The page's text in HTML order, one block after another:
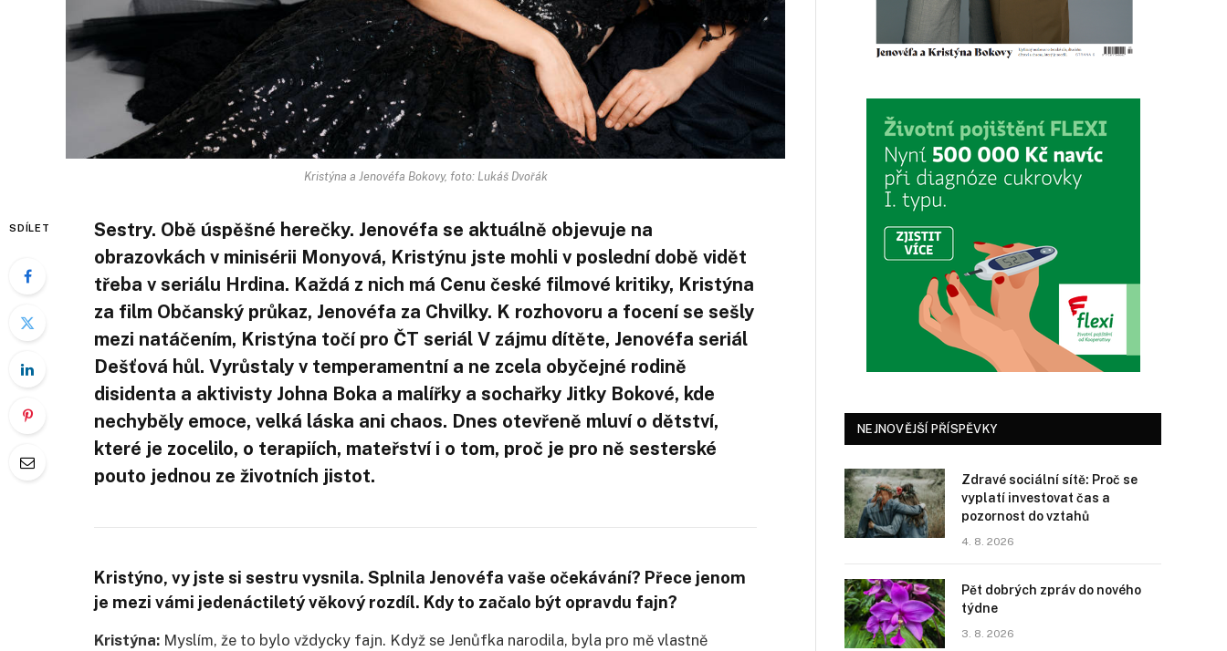
Kristýna a Jenovéfa Bokovy, foto: Lukáš Dvořák
SDÍLET
Sestry. Obě úspěšné herečky. Jenovéfa se aktuálně objevuje na
obrazovkách v minisérii Monyová, Kristýnu jste mohli v poslední době vidět
třeba v seriálu Hrdina. Každá z nich má Cenu české filmové kritiky, Kristýna
za film Občanský průkaz, Jenovéfa za Chvilky. K rozhovoru a focení se sešly
mezi natáčením, Kristýna točí pro ČT seriál V zájmu dítěte, Jenovéfa seriál
Dešťová hůl. Vyrůstaly v temperamentní a ne zcela obyčejné rodině
disidenta a aktivisty Johna Boka a malířky a sochařky Jitky Bokové, kde
nechyběly emoce, velká láska ani chaos. Dnes otevřeně mluví o dětství,
které je zocelilo, o terapiích, mateřství i o tom, proč je pro ně sesterské
pouto jednou ze životních jistot.
Kristýno, vy jste si sestru vysnila. Splnila Jenovéfa vaše očekávání? Přece jenom
je mezi vámi jedenáctiletý věkový rozdíl. Kdy to začalo být opravdu fajn?
Kristýna: Myslím, že to bylo vždycky fajn. Když se Jenůfka narodila, byla pro mě vlastně
NEJNOVĚJŠÍ PŘÍSPĚVKY
Zdravé sociální sítě: Proč se
vyplatí investovat čas a
pozornost do vztahů
4. 8. 2026
Pět dobrých zpráv do nového
týdne
3. 8. 2026